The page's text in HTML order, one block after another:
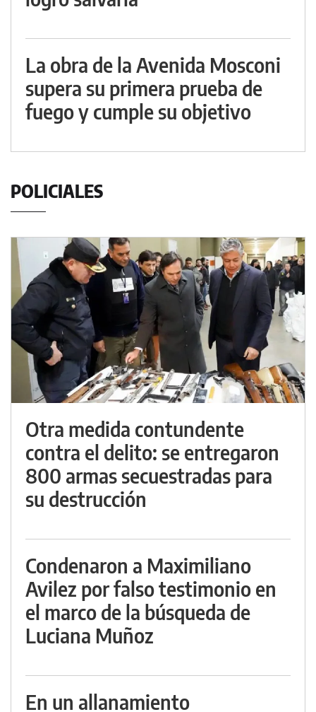
La obra de la Avenida Mosconi
supera su primera prueba de
fuego y cumple su objetivo
POLICIALES
Otra medida contundente
contra el delito: se entregaron
800 armas secuestradas para
su destrucción
Condenaron a Maximiliano
Avilez por falso testimonio en
el marco de la búsqueda de
Luciana Muñoz
En un allanamiento